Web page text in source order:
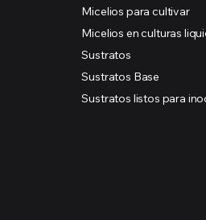
Micelios para cultivar
Micelios en culturas
Sustratos
Sustratos Base
Sustratos listos para